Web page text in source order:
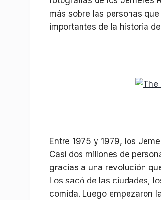
más sobre las personas
importantes de la historia
Entre 1975 y 1979, los
Casi dos millones de
gracias a una revolución
Los sacó de las ciudades,
comida. Luego empezaron